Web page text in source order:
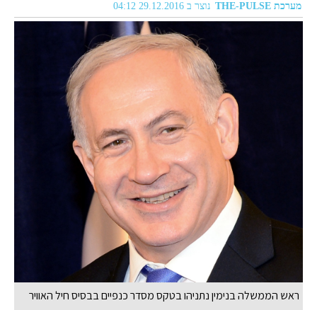
מערכת THE-PULSE נוצר ב 29.12.2016 04:12
ראש הממשלה בנימין נתניהו בטקס מסדר כנפיים בבסיס חיל האוויר